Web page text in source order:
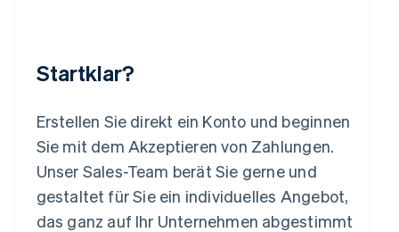
Startklar?
Erstellen Sie direkt ein Konto und beginnen
Sie mit dem Akzeptieren von Zahlungen.
Unser Sales-Team berät Sie gerne und
gestaltet für Sie ein individuelles Angebot,
das ganz auf Ihr Unternehmen abgestimmt
Luxemburg
English简体中文
Malta
Mexiko
EspañolEnglish
Neuseeland